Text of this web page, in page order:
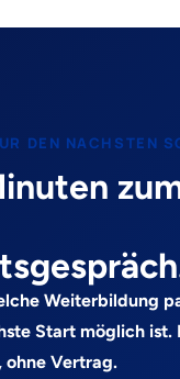
DEN NACHSTEN
Weiterbildung
Start möglich ist.
ohne Vertrag.